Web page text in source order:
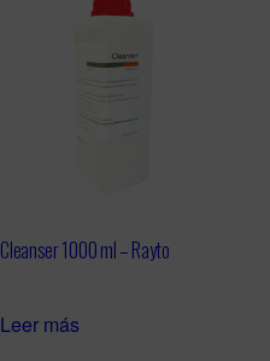
Cleanser 1000 ml – Rayto
Leer más